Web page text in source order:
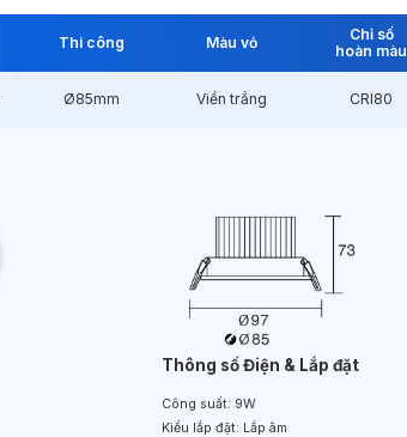
Thi công Màu vỏ
Chỉ số
hoàn màu
Ø85mm Viền trắng CRI80
Thông số Điện & Lắp đặt
Công suất: 9W
Kiểu lắp đặt: Lắp âm